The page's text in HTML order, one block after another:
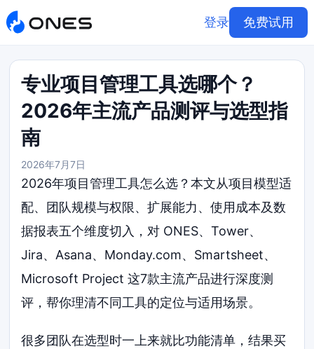
登录 免费试用
专业项目管理工具选哪个？
2026年主流产品测评与选型指
南
2026年7月7日
2026年项目管理工具怎么选？本文从项目模型适
配、团队规模与权限、扩展能力、使用成本及数
据报表五个维度切入，对 ONES、Tower、
Jira、Asana、Monday.com、Smartsheet、
Microsoft Project 这7款主流产品进行深度测
评，帮你理清不同工具的定位与适用场景。
很多团队在选型时一上来就比功能清单，结果买